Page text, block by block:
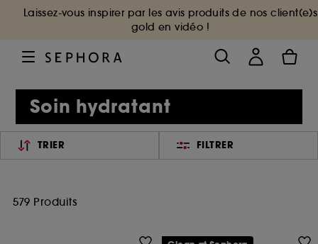
Laissez-vous inspirer par les avis produits de nos client(e)s
gold en vidéo !
Soin hydratant
TRIER FILTRER
579 Produits